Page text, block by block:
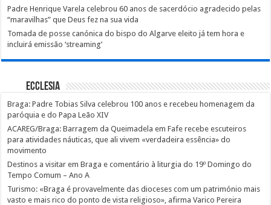
Padre Henrique Varela celebrou 60 anos de sacerdócio agradecido pelas
“maravilhas” que Deus fez na sua vida
Tomada de posse canónica do bispo do Algarve eleito já tem hora e
incluirá emissão ‘streaming’
Ecclesia
Braga: Padre Tobias Silva celebrou 100 anos e recebeu homenagem da
paróquia e do Papa Leão XIV
ACAREG/Braga: Barragem da Queimadela em Fafe recebe escuteiros
para atividades náuticas, que ali vivem «verdadeira essência» do
movimento
Destinos a visitar em Braga e comentário à liturgia do 19º Domingo do
Tempo Comum – Ano A
Turismo: «Braga é provavelmente das dioceses com um património mais
vasto e mais rico do ponto de vista religioso», afirma Varico Pereira